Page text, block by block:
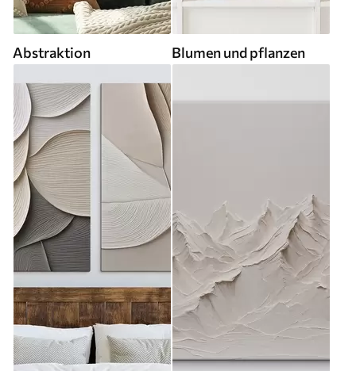
Abstraktion Blumen und pflanzen